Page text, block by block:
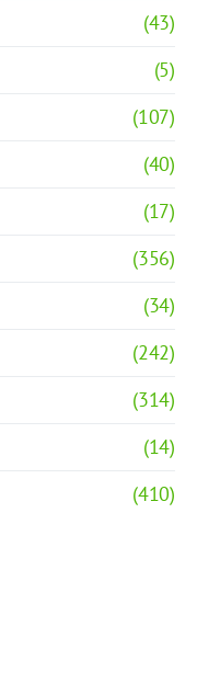
(43)
(5)
(107)
(40)
(17)
(356)
(34)
(242)
(314)
(14)
(410)